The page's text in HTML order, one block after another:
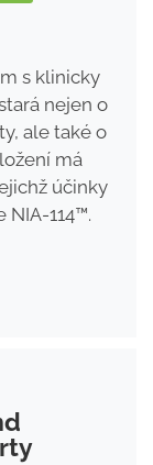
s klinicky
nejen o
ale také o
má
účinky
114™.